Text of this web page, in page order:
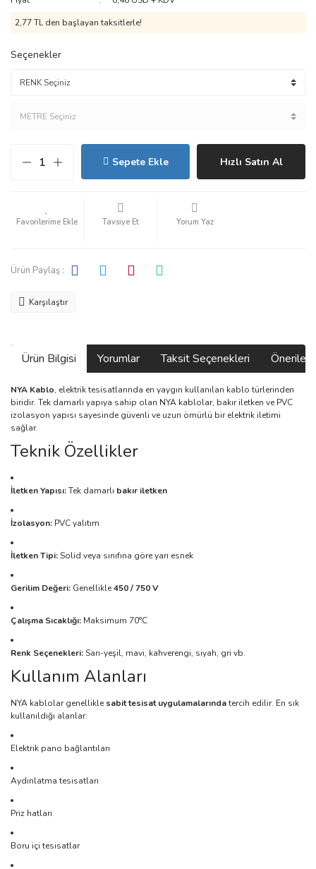
2,77 TL den başlayan taksitlerle!
Seçenekler
Sepete Ekle Hızlı Satın Al
Tavsiye Et Yorum Yaz
Ürün Paylaş :
Karşılaştır
Ürün Bilgisi Yorumlar Taksit Seçenekleri
NYA Kablo, elektrik tesisatlarında en yaygın kullanılan kablo türlerinden
biridir. Tek damarlı yapıya sahip olan NYA kablolar, bakır iletken ve PVC
izolasyon yapısı sayesinde güvenli ve uzun ömürlü bir elektrik iletimi
sağlar.
Teknik Özellikler
İletken Yapısı:Tek damarlı bakır iletken
İzolasyon: PVC yalıtım
İletken Tipi:Solid veya sınıfına göre yarı esnek
Gerilim Değeri: Genellikle450 / 750 V
Çalışma Sıcaklığı: Maksimum 70°C
Renk Seçenekleri:Sarı-yeşil, mavi, kahverengi, siyah, gri vb.
Kullanım Alanları
NYA kablolar genellikle sabit tesisat uygulamalarındatercih edilir. En sık
kullanıldığı alanlar:
Elektrik pano bağlantıları
Aydınlatma tesisatları
Priz hatları
Boru içi tesisatlar